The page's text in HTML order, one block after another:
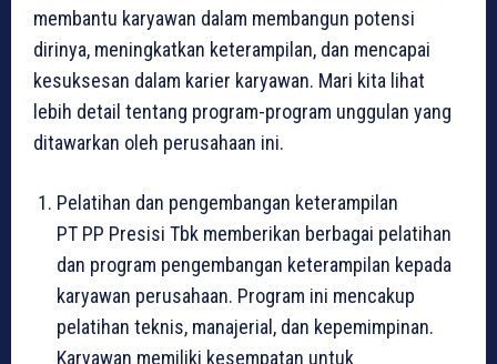
membantu karyawan dalam membangun potensi
dirinya, meningkatkan keterampilan, dan mencapai
kesuksesan dalam karier karyawan. Mari kita lihat
lebih detail tentang program-program unggulan yang
ditawarkan oleh perusahaan ini.
Pelatihan dan pengembangan keterampilan
PT PP Presisi Tbk memberikan berbagai pelatihan
dan program pengembangan keterampilan kepada
karyawan perusahaan. Program ini mencakup
pelatihan teknis, manajerial, dan kepemimpinan.
Karyawan memiliki kesempatan untuk